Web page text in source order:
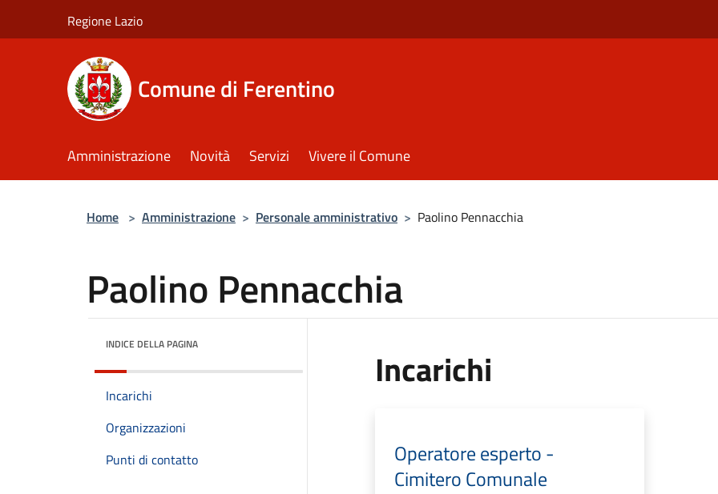
Regione Lazio
Comune di Ferentino
Amministrazione Novità Servizi Vivere il Comune
Home > Amministrazione > Personale amministrativo > Paolino Pennacchia
Paolino Pennacchia
INDICE DELLA PAGINA
Incarichi
Organizzazioni
Punti di contatto
Incarichi
Operatore esperto -
Cimitero Comunale